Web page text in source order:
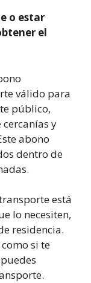
o estar
el
válido para
público,
y
abono
dentro de
está
lo necesiten,
residencia.
si te